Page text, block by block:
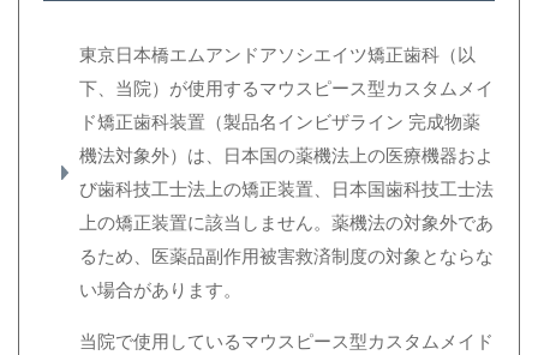
東京日本橋エムアンドアソシエイツ矯正歯科（以
下、当院）が使用するマウスピース型カスタムメイ
ド矯正歯科装置（製品名インビザライン 完成物薬
機法対象外）は、日本国の薬機法上の医療機器およ
び歯科技工士法上の矯正装置、日本国歯科技工士法
上の矯正装置に該当しません。薬機法の対象外であ
るため、医薬品副作用被害救済制度の対象とならな
い場合があります。
当院で使用しているマウスピース型カスタムメイド